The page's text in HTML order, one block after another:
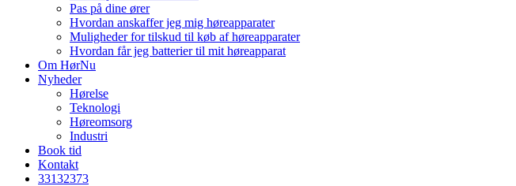
Pas på dine ører
Hvordan anskaffer jeg mig høreapparater
Muligheder for tilskud til køb af høreapparater
Hvordan får jeg batterier til mit høreapparat
Om HørNu
Nyheder
Hørelse
Teknologi
Høreomsorg
Industri
Book tid
Kontakt
33132373